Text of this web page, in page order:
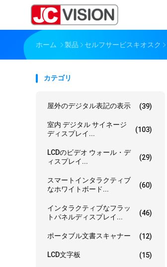
ホーム 製品 セルフサービスキオスク
カテゴリ
屋外のデジタル表記の表示 (39)
室内 デジタル サイネージ
ディスプレイ...
(103)
LCDのビデオ ウォール・デ
ィスプレイ...
(29)
スマートインタラクティブ
なホワイトボード...
(60)
インタラクティブなフラッ
トパネルディスプレイ...
(46)
ポータブル文書スキャナー (12)
LCD文字板 (15)